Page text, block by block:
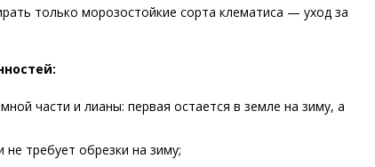
только морозостойкие сорта клематиса — уход за
части и лианы: первая остается в земле на зиму, а
требует обрезки на зиму;